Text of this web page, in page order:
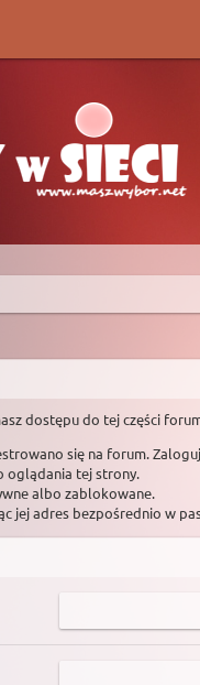
dostępu do tej części
się na forum.
oglądania tej strony.
albo zablokowane.
jej adres bezpośrednio w